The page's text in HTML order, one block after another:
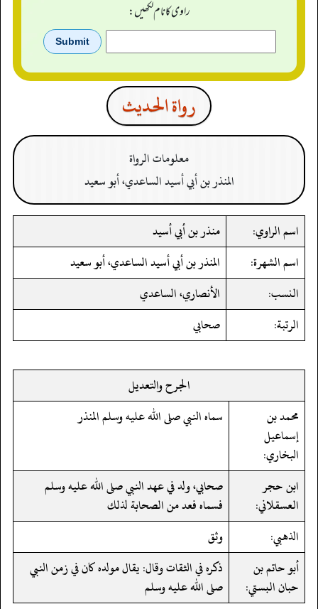
راوی کا نام لکھیں:
رواة الحدیث
معلومات الرواة
المنذر بن أبي أسيد الساعدي، أبو سعيد
اسم الراوي:
منذر بن أبي أسيد
اسم الشهرة:
المنذر بن أبي أسيد الساعدي، أبو سعيد
النسب:
الأنصاري، الساعدي
الرتبة:
صحابي
الجرح والتعديل
محمد بن
إسماعيل
البخاري:
سماه النبي صلى الله عليه وسلم المنذر
ابن حجر
العسقلاني:
صحابي، ولد في عهد النبي صلى الله عليه وسلم
فسماه فعد من الصحابة لذلك
الذهبي:
وثق
أبو حاتم بن
حبان البستي:
ذكره في الثقات وقال: يقال مولده كان في زمن النبي
صلى الله عليه وسلم